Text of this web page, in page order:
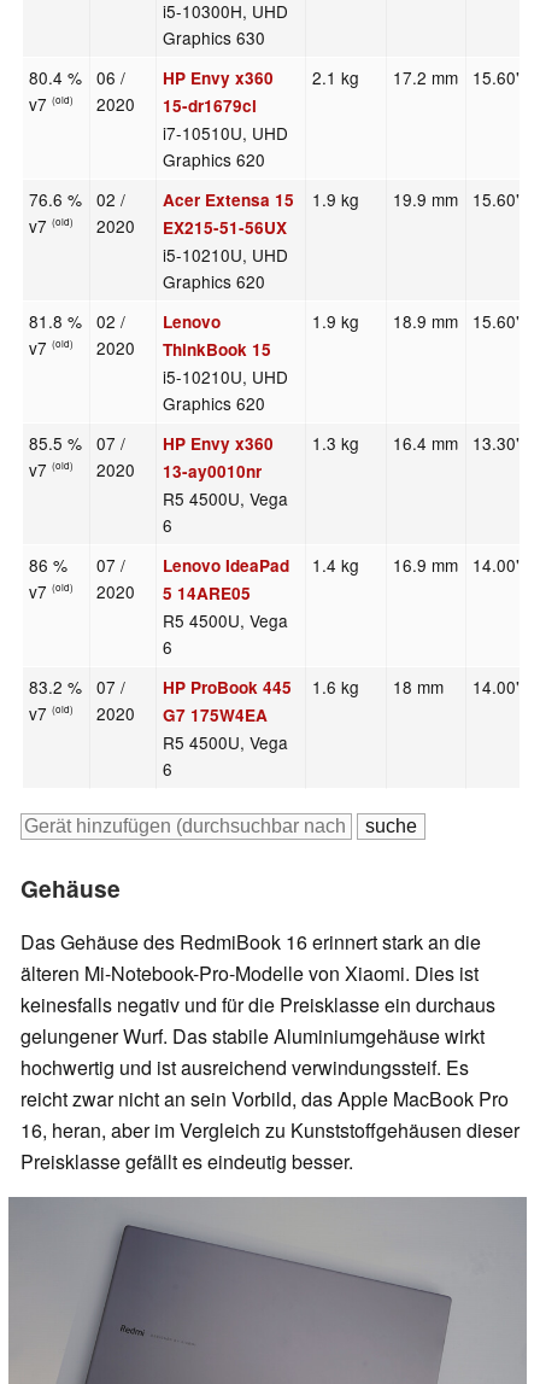
i5-10300H, UHD
Graphics 630
80.4 %
v7(old)
06 /
2020
HP Envy x360
15-dr1679cl
i7-10510U, UHD
Graphics 620
2.1 kg 17.2 mm 15.60"
76.6 %
v7(old)
02 /
2020
Acer Extensa 15
EX215-51-56UX
i5-10210U, UHD
Graphics 620
1.9 kg 19.9 mm 15.60"
81.8 %
v7(old)
02 /
2020
Lenovo
ThinkBook 15
i5-10210U, UHD
Graphics 620
1.9 kg 18.9 mm 15.60"
85.5 %
v7(old)
07 /
2020
HP Envy x360
13-ay0010nr
R5 4500U, Vega
6
1.3 kg 16.4 mm 13.30"
86 %
v7(old)
07 /
2020
Lenovo IdeaPad
5 14ARE05
R5 4500U, Vega
6
1.4 kg 16.9 mm 14.00"
83.2 %
v7(old)
07 /
2020
HP ProBook 445
G7 175W4EA
R5 4500U, Vega
6
1.6 kg 18 mm 14.00"
Gehäuse
Das Gehäuse des RedmiBook 16 erinnert stark an die
älteren Mi-Notebook-Pro-Modelle von Xiaomi. Dies ist
keinesfalls negativ und für die Preisklasse ein durchaus
gelungener Wurf. Das stabile Aluminiumgehäuse wirkt
hochwertig und ist ausreichend verwindungssteif. Es
reicht zwar nicht an sein Vorbild, das Apple MacBook Pro
16, heran, aber im Vergleich zu Kunststoffgehäusen dieser
Preisklasse gefällt es eindeutig besser.